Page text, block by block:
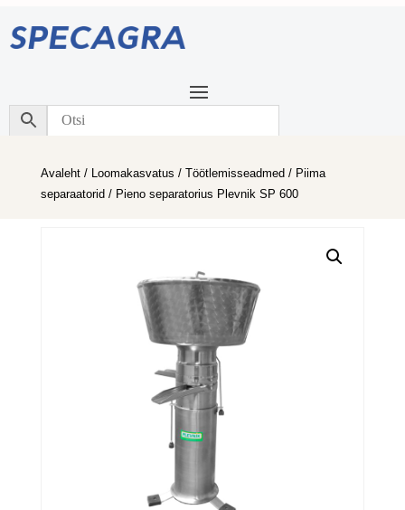
Avaleht/ Loomakasvatus / Töötlemisseadmed / Piima
separaatorid / Pieno separatorius Plevnik SP 600